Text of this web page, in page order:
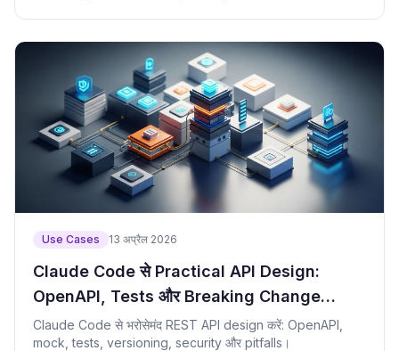
Use Cases 13 अप्रैल 2026
Claude Code से Practical API Design:
OpenAPI, Tests और Breaking Change
Check
Claude Code से भरोसेमंद REST API design करें: OpenAPI,
mock, tests, versioning, security और pitfalls।